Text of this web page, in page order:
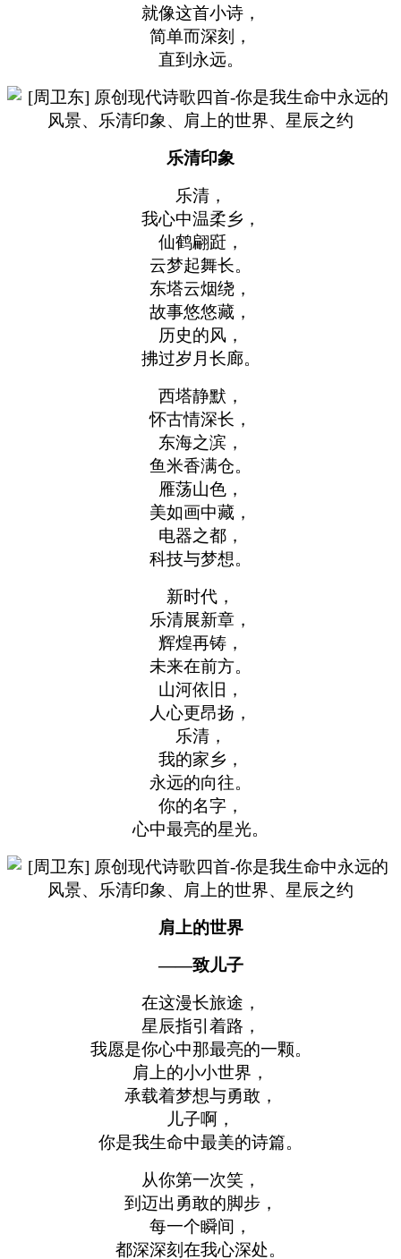
就像这首小诗，
简单而深刻，
直到永远。
乐清印象
乐清，
我心中温柔乡，
仙鹤翩跹，
云梦起舞长。
东塔云烟绕，
故事悠悠藏，
历史的风，
拂过岁月长廊。
西塔静默，
怀古情深长，
东海之滨，
鱼米香满仓。
雁荡山色，
美如画中藏，
电器之都，
科技与梦想。
新时代，
乐清展新章，
辉煌再铸，
未来在前方。
山河依旧，
人心更昂扬，
乐清，
我的家乡，
永远的向往。
你的名字，
心中最亮的星光。
肩上的世界
——致儿子
在这漫长旅途，
星辰指引着路，
我愿是你心中那最亮的一颗。
肩上的小小世界，
承载着梦想与勇敢，
儿子啊，
你是我生命中最美的诗篇。
从你第一次笑，
到迈出勇敢的脚步，
每一个瞬间，
都深深刻在我心深处。